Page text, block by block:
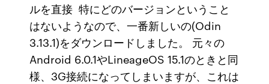
ルを直接 特にどのバージョンということ
はないようなので、一番新しいの(Odin
3.13.1)をダウンロードしました。 元々の
Android 6.0.1やLineageOS 15.1のときと同
様、3G接続になってしまいますが、これは